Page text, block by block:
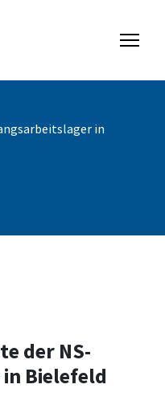
in
der NS-
Bielefeld